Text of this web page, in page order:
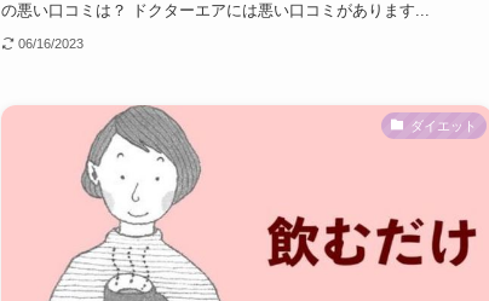
の悪い口コミは？ ドクターエアには悪い口コミがあります...
06/16/2023
ダイエット